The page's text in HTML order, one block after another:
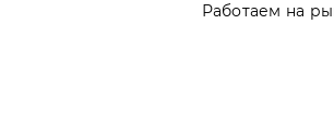
Работаем на